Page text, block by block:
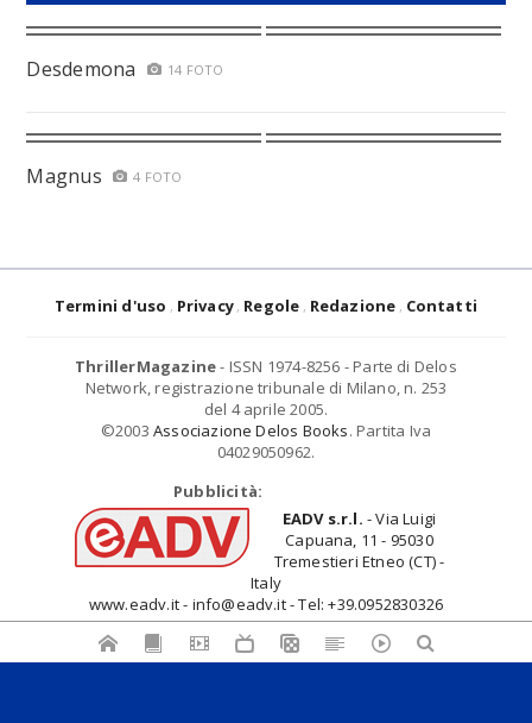
Desdemona 14 FOTO
Magnus 4 FOTO
Termini d'uso Privacy Regole Redazione Contatti
ThrillerMagazine- ISSN 1974-8256 - Parte di Delos
Network, registrazione tribunale di Milano, n. 253
del 4 aprile 2005.
©2003 Associazione Delos Books. Partita Iva
04029050962.
Pubblicità:
EADV s.r.l. - Via Luigi
Capuana, 11 - 95030
Tremestieri Etneo (CT) -
Italy
www.eadv.it - info@eadv.it - Tel: +39.0952830326